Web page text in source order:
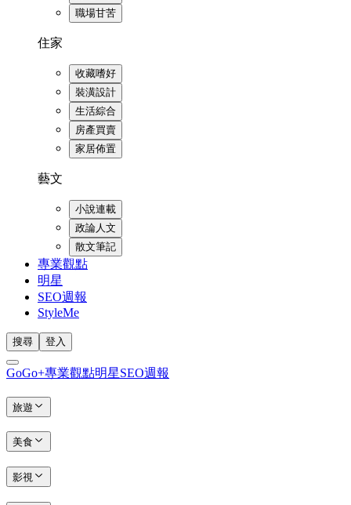
職場甘苦
住家
收藏嗜好
裝潢設計
生活綜合
房產買賣
家居佈置
藝文
小說連載
政論人文
散文筆記
專業觀點
明星
SEO週報
StyleMe
搜尋 登入
GoGo+專業觀點明星SEO週報
旅遊
美食
影視